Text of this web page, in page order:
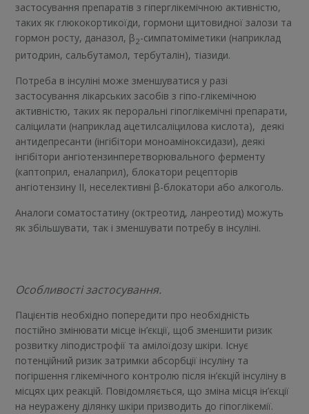
застосування препаратів з гіперглікемічною активністю,
таких як глюкокортикоїди, гормони щитовидної залози та
гормон росту, даназол, β2-симпатоміметики (наприклад
ритодрин, сальбутамол, тербуталін), тіазиди.
Потреба в інсуліні може зменшуватися у разі
застосування лікарських засобів з гіпо-глікемічною
активністю, таких як пероральні гіпоглікемічні препарати,
саліцилати (наприклад ацетилсаліцилова кислота), деякі
антидепресанти (інгібітори моноаміноксидази), деякі
інгібітори ангіотензинперетворювального ферменту
(каптоприл, еналаприл), блокатори рецепторів
ангіотензину II, неселективні β-блокатори або алкоголь.
Аналоги соматостатину (октреотид, ланреотид) можуть
як збільшувати, так і зменшувати потребу в інсуліні.
Особливості застосування.
Пацієнтів необхідно попередити про необхідність
постійно змінювати місце ін’єкції, щоб зменшити ризик
розвитку ліподистрофії та амілоїдозу шкіри. Існує
потенційний ризик затримки абсорбції інсуліну та
погіршення глікемічного контролю після ін’єкцій інсуліну в
місцях цих реакцій. Повідомляється, що зміна місця ін’єкції
на неуражену ділянку шкіри призводить до гіпоглікемії.